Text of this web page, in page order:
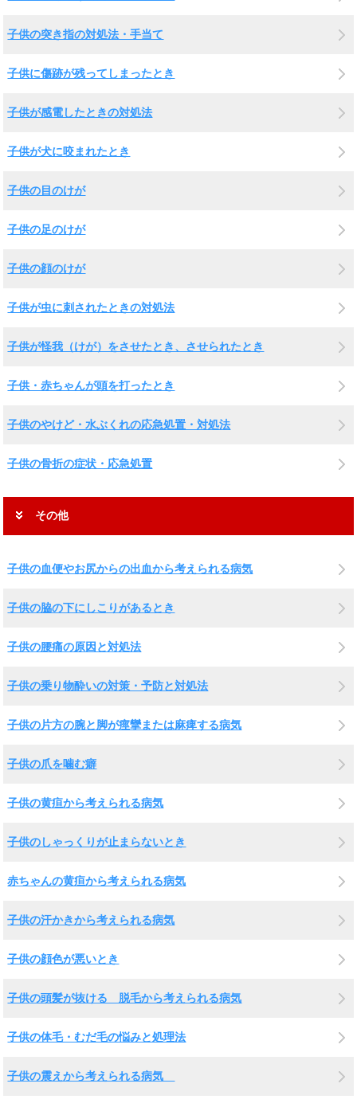
子供の突き指の対処法・手当て
子供に傷跡が残ってしまったとき
子供が感電したときの対処法
子供が犬に咬まれたとき
子供の目のけが
子供の足のけが
子供の顔のけが
子供が虫に刺されたときの対処法
子供が怪我（けが）をさせたとき、させられたとき
子供・赤ちゃんが頭を打ったとき
子供のやけど・水ぶくれの応急処置・対処法
子供の骨折の症状・応急処置
その他
子供の血便やお尻からの出血から考えられる病気
子供の脇の下にしこりがあるとき
子供の腰痛の原因と対処法
子供の乗り物酔いの対策・予防と対処法
子供の片方の腕と脚が痙攣または麻痺する病気
子供の爪を噛む癖
子供の黄疸から考えられる病気
子供のしゃっくりが止まらないとき
赤ちゃんの黄疸から考えられる病気
子供の汗かきから考えられる病気
子供の顔色が悪いとき
子供の頭髪が抜ける 脱毛から考えられる病気
子供の体毛・むだ毛の悩みと処理法
子供の震えから考えられる病気